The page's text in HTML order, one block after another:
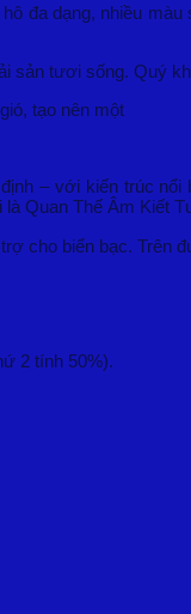
đa dạng, nhiều
tươi sống. Quý
gió, tạo nên một
– với kiến trúc
Quan Thế Âm Kiết
cho biển bạc. Trên
2 tính 50%).